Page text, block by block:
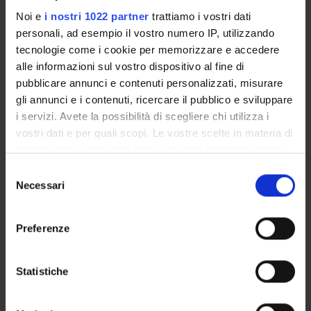
Noi e i nostri 1022 partner trattiamo i vostri dati
personali, ad esempio il vostro numero IP, utilizzando
tecnologie come i cookie per memorizzare e accedere
alle informazioni sul vostro dispositivo al fine di
pubblicare annunci e contenuti personalizzati, misurare
gli annunci e i contenuti, ricercare il pubblico e sviluppare
i servizi. Avete la possibilità di scegliere chi utilizza i
vostri dati e per quali scopi. Le vostre scelte in materia di
modificare o revocare il proprio consenso in qualsiasi
momento dalla Dichiarazione sui cookie o facendo clic
raccogliere informazioni sulla tua posizione
geografica, con un'approssimazione di qualche
delNecessari
Preferenze
Statistiche
This project aims to develop and design a set of concepts
and tools for (1) modeling multi-granular
temporal data in data warehouses and (2) integrating
OLAP techniques and statistical analysis in order
to better exploit the analysis capabilities of both
technologies and provide an unified tool.
PROJECT PARTICIPANTS